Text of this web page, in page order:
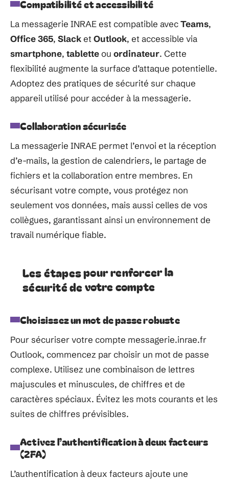
Compatibilité et accessibilité
La messagerie INRAE est compatible avecTeams,
Office 365, Slacket Outlook, et accessible via
smartphone, tabletteou ordinateur. Cette
flexibilité augmente la surface d’attaque potentielle.
Adoptez des pratiques de sécurité sur chaque
appareil utilisé pour accéder à la messagerie.
Collaboration sécurisée
La messagerie INRAE permet l’envoi et la réception
d’e-mails, la gestion de calendriers, le partage de
fichiers et la collaboration entre membres. En
sécurisant votre compte, vous protégez non
seulement vos données, mais aussi celles de vos
collègues, garantissant ainsi un environnement de
travail numérique fiable.
Les étapes pour renforcer la
sécurité de votre compte
Choisissez un mot de passe robuste
Pour sécuriser votre compte messagerie.inrae.fr
Outlook, commencez par choisir un mot de passe
complexe. Utilisez une combinaison de lettres
majuscules et minuscules, de chiffres et de
caractères spéciaux. Évitez les mots courants et les
suites de chiffres prévisibles.
Activez l’authentification à deux facteurs
(2FA)
L’authentification à deux facteurs ajoute une